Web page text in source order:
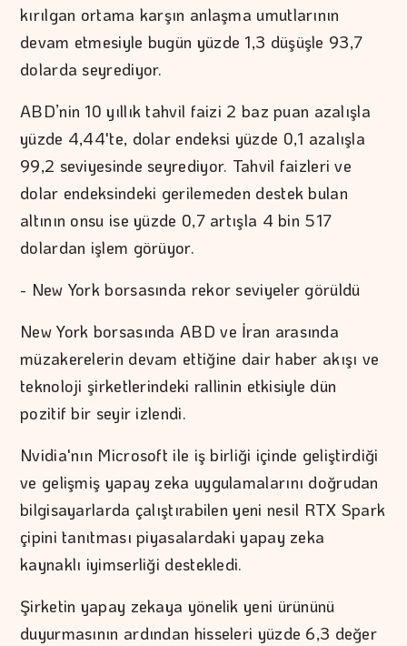
kırılgan ortama karşın anlaşma umutlarının
devam etmesiyle bugün yüzde 1,3 düşüşle 93,7
dolarda seyrediyor.
ABD’nin 10 yıllık tahvil faizi 2 baz puan azalışla
yüzde 4,44'te, dolar endeksi yüzde 0,1 azalışla
99,2 seviyesinde seyrediyor. Tahvil faizleri ve
dolar endeksindeki gerilemeden destek bulan
altının onsu ise yüzde 0,7 artışla 4 bin 517
dolardan işlem görüyor.
- New York borsasında rekor seviyeler görüldü
New York borsasında ABD ve İran arasında
müzakerelerin devam ettiğine dair haber akışı ve
teknoloji şirketlerindeki rallinin etkisiyle dün
pozitif bir seyir izlendi.
Nvidia'nın Microsoft ile iş birliği içinde geliştirdiği
ve gelişmiş yapay zeka uygulamalarını doğrudan
bilgisayarlarda çalıştırabilen yeni nesil RTX Spark
çipini tanıtması piyasalardaki yapay zeka
kaynaklı iyimserliği destekledi.
Şirketin yapay zekaya yönelik yeni ürününü
duyurmasının ardından hisseleri yüzde 6,3 değer